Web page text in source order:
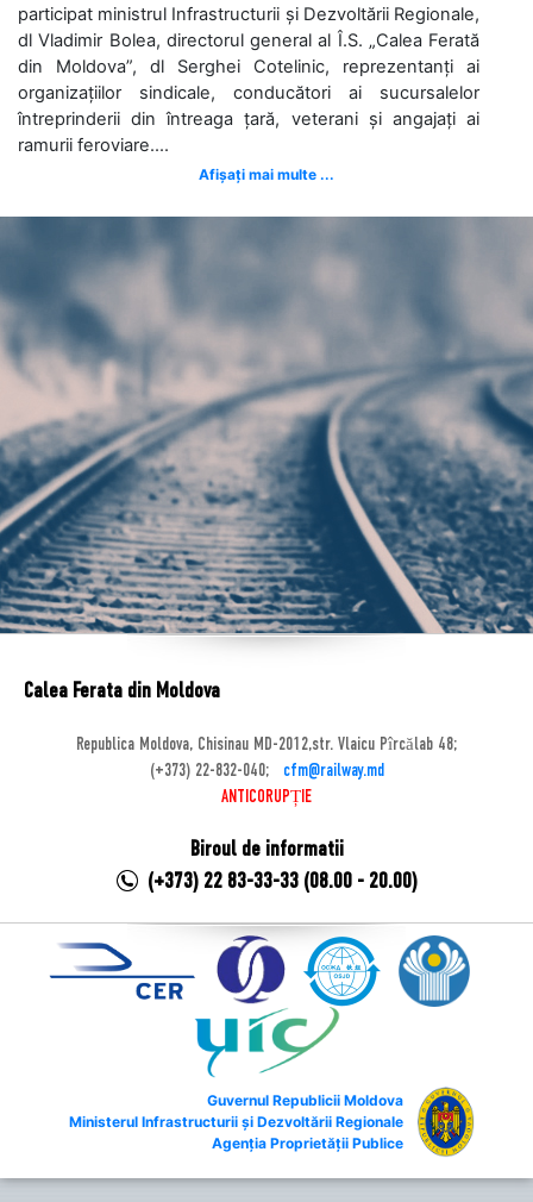
participat ministrul Infrastructurii și Dezvoltării Regionale,
dl Vladimir Bolea, directorul general al Î.S. „Calea Ferată
din Moldova”, dl Serghei Cotelinic, reprezentanți ai
organizațiilor sindicale, conducători ai sucursalelor
întreprinderii din întreaga țară, veterani și angajați ai
ramurii feroviare....
Afișați mai multe ...
Calea Ferata din Moldova
Republica Moldova, Chisinau MD-2012,str. Vlaicu Pîrcălab 48;
(+373) 22-832-040;
cfm@railway.md
ANTICORUPȚIE
Biroul de informatii
(+373) 22 83-33-33 (08.00 - 20.00)
Guvernul Republicii Moldova
Ministerul Infrastructurii și Dezvoltării Regionale
Agenția Proprietății Publice